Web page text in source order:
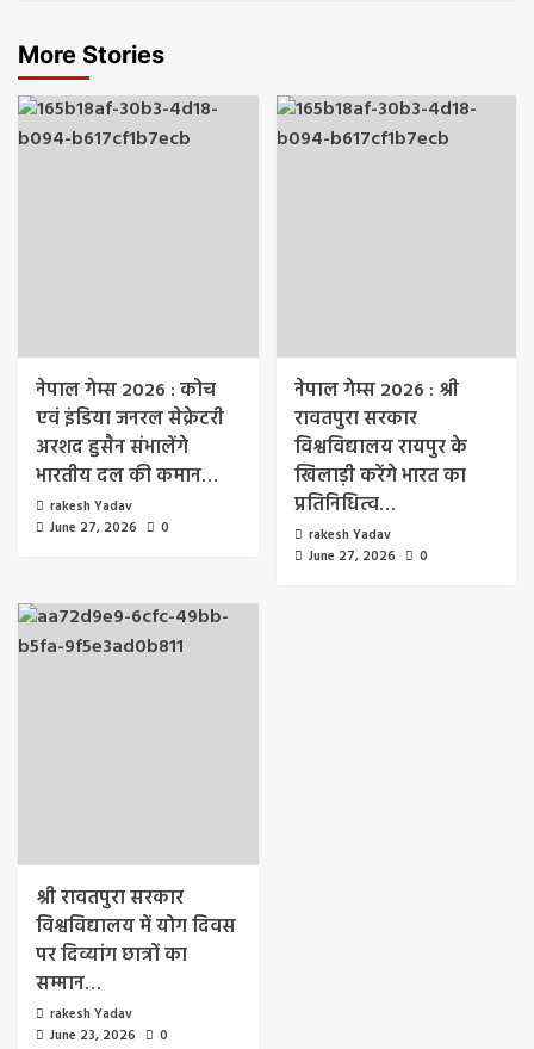
More Stories
नेपाल गेम्स 2026 : कोच
एवं इंडिया जनरल सेक्रेटरी
अरशद हुसैन संभालेंगे
भारतीय दल की कमान…
rakesh Yadav
June 27, 2026
0
नेपाल गेम्स 2026 : श्री
रावतपुरा सरकार
विश्वविद्यालय रायपुर के
खिलाड़ी करेंगे भारत का
प्रतिनिधित्व…
rakesh Yadav
June 27, 2026
0
श्री रावतपुरा सरकार
विश्वविद्यालय में योग दिवस
पर दिव्यांग छात्रों का
सम्मान…
rakesh Yadav
June 23, 2026
0